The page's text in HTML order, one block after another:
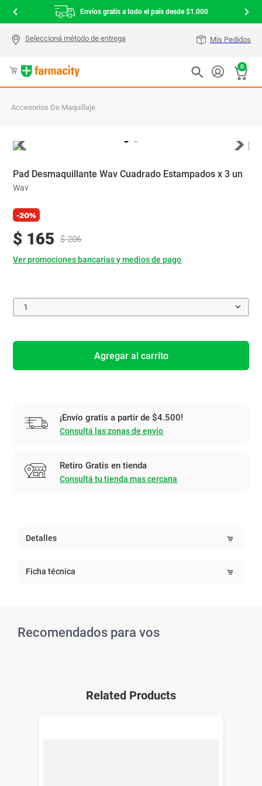
Envíos gratis a todo el país desde $1.000
Mis Pedidos
0
Accesorios De Maquillaje
Pad Desmaquillante Wav Cuadrado Estampados x 3 un
Wav
-20%
$ 165 $ 206
Ver promociones bancarias y medios de pago
1
Agregar al carrito
¡Envío gratis a partir de $4.500!
Consultá las zonas de envío
Retiro Gratis en tienda
Consultá tu tienda mas cercana
Detalles
Ficha técnica
Recomendados para vos
Related Products